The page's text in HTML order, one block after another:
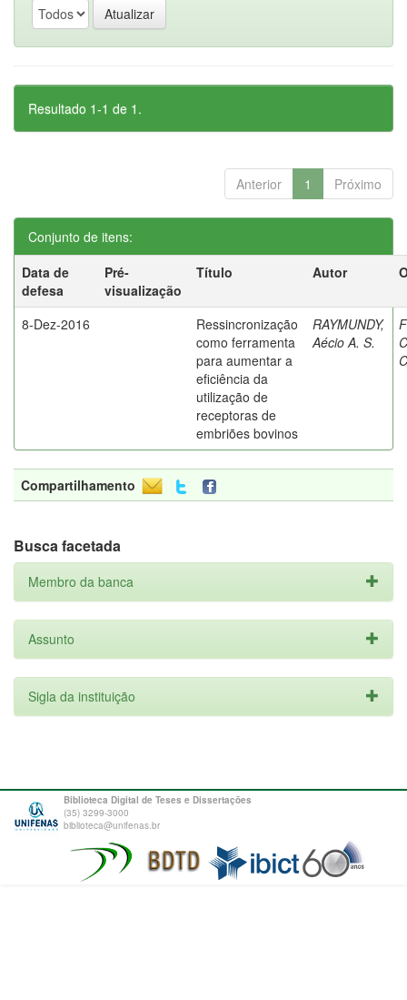
Resultado 1-1 de 1.
Anterior 1 Próximo
Conjunto de itens:
Data de
defesa
Pré-
visualização
Título Autor
8-Dez-2016
Ressincronização
como ferramenta
para aumentar a
eficiência da
utilização de
receptoras de
embriões bovinos
RAYMUNDY,
Aécio A. S.
Compartilhamento
Busca facetada
Membro da banca
Assunto
Sigla da instituição
Biblioteca Digital de Teses e Dissertações
(35) 3299-3000
biblioteca@unifenas.br